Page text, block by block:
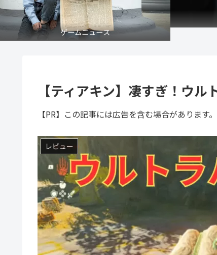
ゲームニュース
【ティアキン】凄すぎ！ウル
【PR】この記事には広告を含む場合があります。
レビュー